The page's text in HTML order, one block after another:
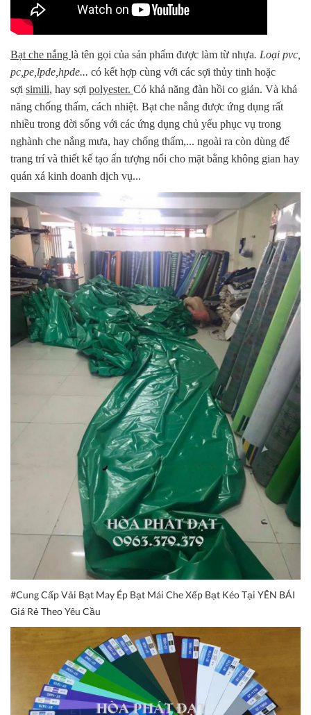
Bạt che nắng là tên gọi của sản phẩm được làm từ nhựa. Loại pvc,
pc,pe,lpde,hpde... có kết hợp cùng với các sợi thủy tinh hoặc
sợi simili, hay sợi polyester. Có khả năng đàn hồi co giản. Và khả
năng chống thấm, cách nhiệt. Bạt che nắng được ứng dụng rất
nhiều trong đời sống với các ứng dụng chủ yếu phục vụ trong
nghành che nắng mưa, hay chống thấm,... ngoài ra còn dùng để
trang trí và thiết kế tạo ấn tượng nổi cho mặt bằng không gian hay
quán xá kinh doanh dịch vụ...
#Cung Cấp Vải Bạt May Ép Bạt Mái Che Xếp Bạt Kéo Tại YÊN BÁI
Giá Rẻ Theo Yêu Cầu